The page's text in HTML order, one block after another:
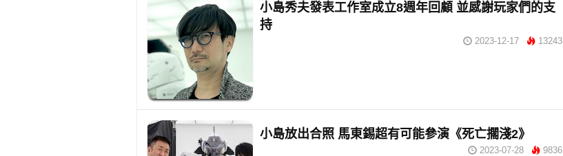
小島秀夫發表工作室成立8週年回顧 並感謝玩家們的支
持
2023-12-17 13243
小島放出合照 馬東錫超有可能參演《死亡擱淺2》
2023-07-28 9836